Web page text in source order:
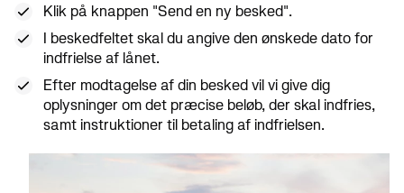
Klik på knappen "Send en ny besked".
I beskedfeltet skal du angive den ønskede dato for
indfrielse af lånet.
Efter modtagelse af din besked vil vi give dig
oplysninger om det præcise beløb, der skal indfries,
samt instruktioner til betaling af indfrielsen.